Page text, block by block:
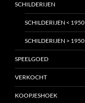
SCHILDERIJEN
SCHILDERIJEN < 1950
SCHILDERIJEN > 1950
SPEELGOED
VERKOCHT
KOOPJESHOEK